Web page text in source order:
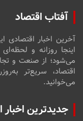
آفتاب اقتصاد
آخرین اخبار اقتصادی
اینجا روزانه و
می‌شود؛ از صنعت و
اقتصاد، سریع‌تر
می‌خوانید.
جدیدترین اخبار